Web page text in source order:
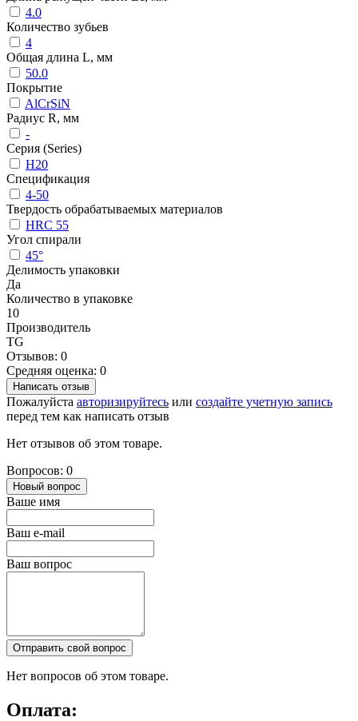
4.0
Количество зубьев
4
Общая длина L, мм
50.0
Покрытие
AlCrSiN
Радиус R, мм
-
Серия (Series)
H20
Спецификация
4-50
Твердость обрабатываемых материалов
HRC 55
Угол спирали
45°
Делимость упаковки
Да
Количество в упаковке
10
Производитель
TG
Отзывов: 0
Средняя оценка: 0
Написать отзыв
Пожалуйста авторизируйтесь или создайте учетную запись
перед тем как написать отзыв
Нет отзывов об этом товаре.
Вопросов: 0
Новый вопрос
Ваше имя
Ваш e-mail
Ваш вопрос
Отправить свой вопрос
Нет вопросов об этом товаре.
Оплата: